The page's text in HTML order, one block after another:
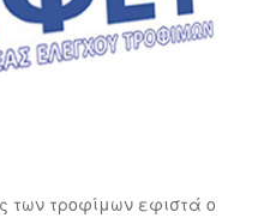
των τροφίμων εφιστά ο